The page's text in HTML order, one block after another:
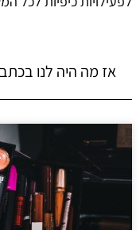
אז מה היה לנו